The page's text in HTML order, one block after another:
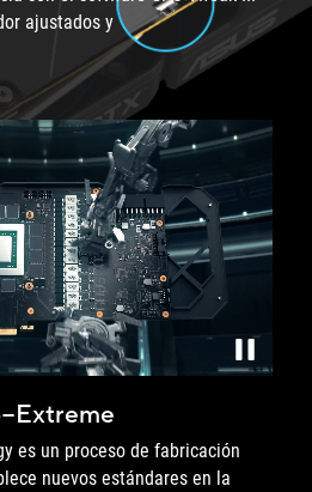
ajustados y
es un proceso de fabricación
nuevos estándares en la